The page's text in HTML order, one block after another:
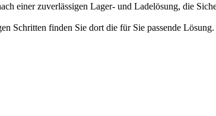
einer zuverlässigen Lager- und Ladelösung, die
Schritten finden Sie dort die für Sie passende Lösung.